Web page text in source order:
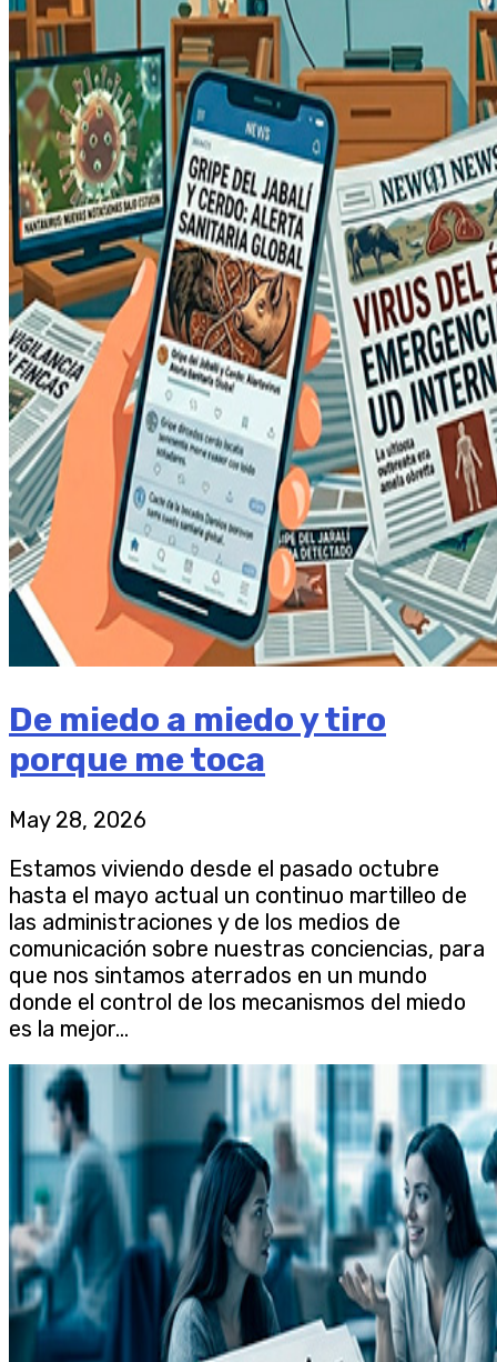
De miedo a miedo y tiro
porque me toca
May 28, 2026
Estamos viviendo desde el pasado octubre
hasta el mayo actual un continuo martilleo de
las administraciones y de los medios de
comunicación sobre nuestras conciencias, para
que nos sintamos aterrados en un mundo
donde el control de los mecanismos del miedo
es la mejor...